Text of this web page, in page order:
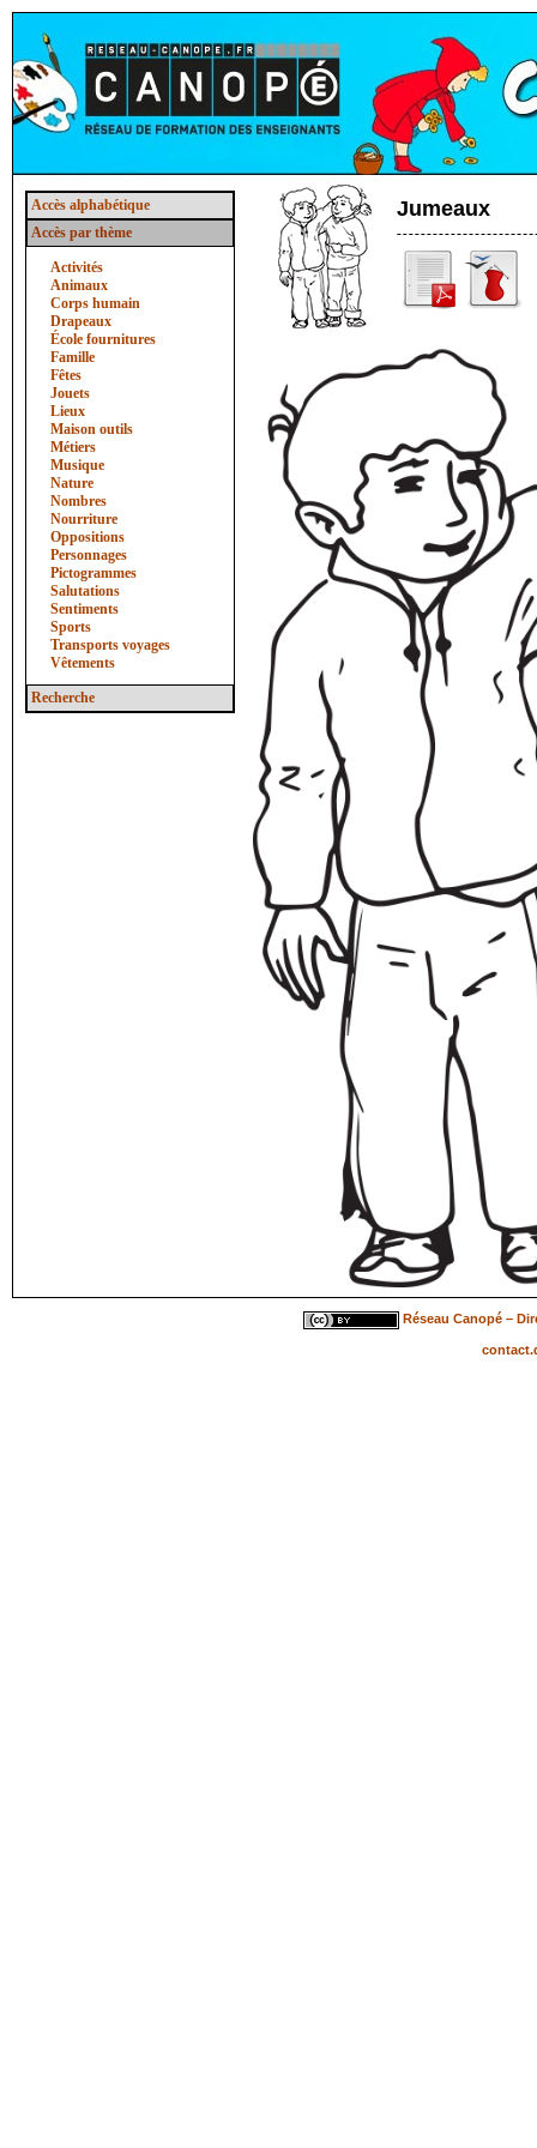
Accès alphabétique
Accès par thème
Activités
Animaux
Corps humain
Drapeaux
École fournitures
Famille
Fêtes
Jouets
Lieux
Maison outils
Métiers
Musique
Nature
Nombres
Nourriture
Oppositions
Personnages
Pictogrammes
Salutations
Sentiments
Sports
Transports voyages
Vêtements
Recherche
Jumeaux
Réseau Canopé –